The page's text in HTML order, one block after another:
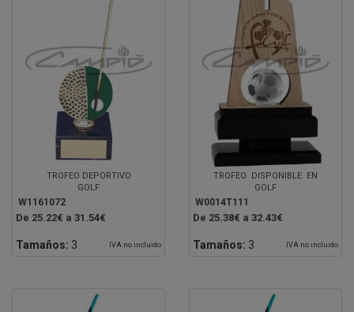
TROFEO DEPORTIVO
GOLF
W1161072
De 25.22€ a 31.54€
Tamaños: 3 IVA no incluido
TROFEO DISPONIBLE EN
GOLF
W0014T111
De 25.38€ a 32.43€
Tamaños: 3 IVA no incluido